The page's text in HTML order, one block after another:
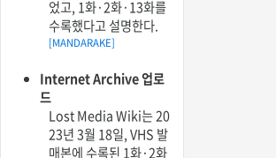
었고, 1화·2화·13화를
수록했다고 설명한다.
[MANDARAKE]
Internet Archive 업로
드
Lost Media Wiki는 20
23년 3월 18일, VHS 발
매본에 수록된 1화·2화